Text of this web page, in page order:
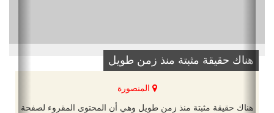
هناك حقيقة مثبتة منذ زمن طويل
المنصورة
هناك حقيقة مثبتة منذ زمن طويل وهي أن المحتوى المقروء لصفحة